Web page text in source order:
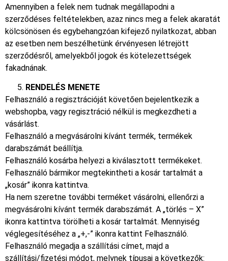
Amennyiben a felek nem tudnak megállapodni a
szerződéses feltételekben, azaz nincs meg a felek akaratát
kölcsönösen és egybehangzóan kifejező nyilatkozat, abban
az esetben nem beszélhetünk érvényesen létrejött
szerződésről, amelyekből jogok és kötelezettségek
fakadnának.
RENDELÉS MENETE
Felhasználó a regisztrációját követően bejelentkezik a
webshopba, vagy regisztráció nélkül is megkezdheti a
vásárlást.
Felhasználó a megvásárolni kívánt termék, termékek
darabszámát beállítja.
Felhasználó kosárba helyezi a kiválasztott termékeket.
Felhasználó bármikor megtekintheti a kosár tartalmát a
„kosár” ikonra kattintva.
Ha nem szeretne további terméket vásárolni, ellenőrzi a
megvásárolni kívánt termék darabszámát. A „törlés – X”
ikonra kattintva törölheti a kosár tartalmát. Mennyiség
véglegesítéséhez a „+,-” ikonra kattint Felhasználó.
Felhasználó megadja a szállítási címet, majd a
szállítási/fizetési módot, melynek típusai a következők: